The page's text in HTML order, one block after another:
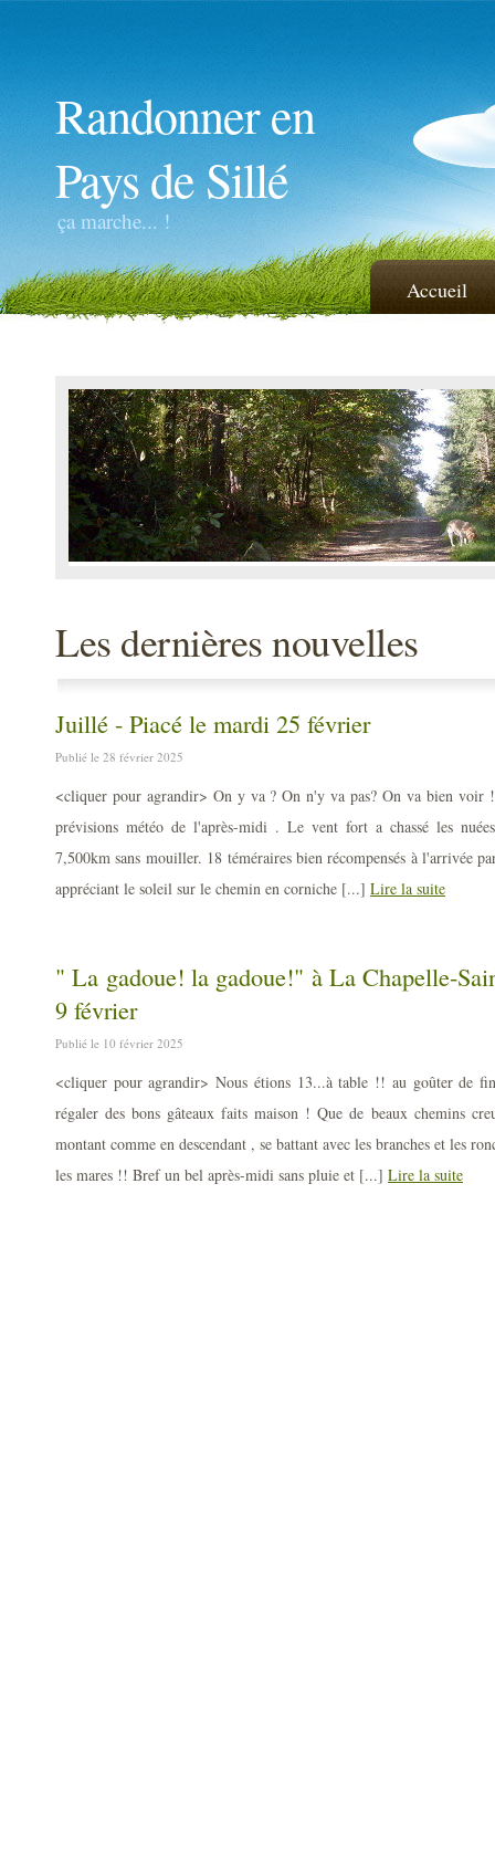
Randonner en
Pays de Sillé
ça marche... !
Accueil
Les dernières nouvelles
Juillé - Piacé le mardi 25 février
Publié le 28 février 2025
<cliquer pour agrandir> On y va ? On n'y va pas? On va bien voir
prévisions météo de l'après-midi . Le vent fort a chassé les
7,500km sans mouiller. 18 téméraires bien récompensés à l'arrivée
appréciant le soleil sur le chemin en corniche [...] Lire la suite
" La gadoue! la gadoue!" à La Chapelle-
9 février
Publié le 10 février 2025
<cliquer pour agrandir> Nous étions 13...à table !! au goûter de
régaler des bons gâteaux faits maison ! Que de beaux chemins
montant comme en descendant , se battant avec les branches et les
les mares !! Bref un bel après-midi sans pluie et [...] Lire la suite